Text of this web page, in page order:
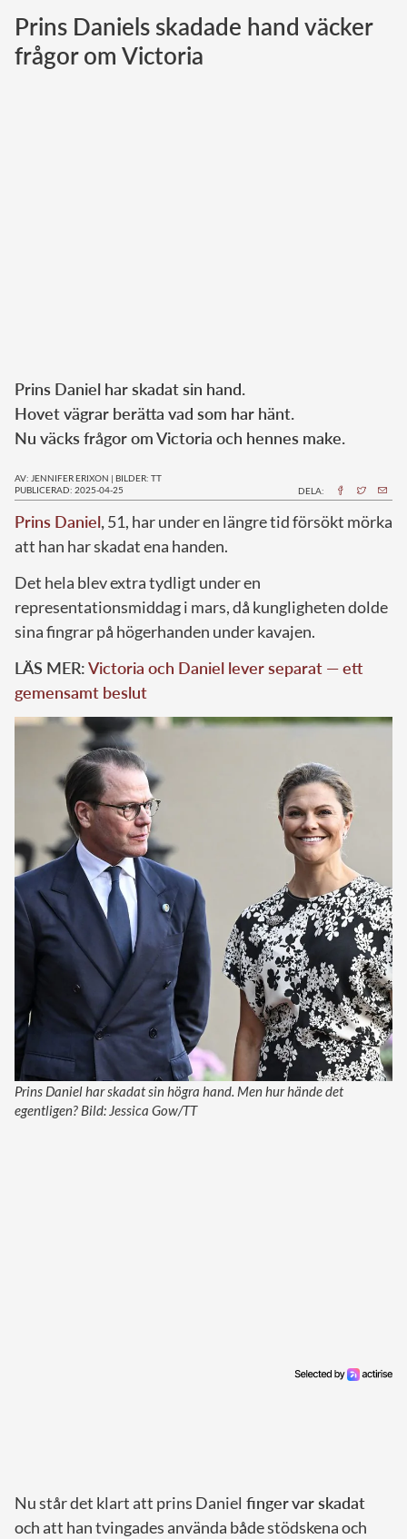
Norska kungahuset
Danska kungahuset
Prins Daniels skadade hand väcker
frågor om Victoria
Prins Daniel har skadat sin hand.
Hovet vägrar berätta vad som har hänt.
Nu väcks frågor om Victoria och hennes make.
AV: JENNIFER ERIXON | BILDER: TT
PUBLICERAD: 2025-04-25
DELA:
Prins Daniel, 51, har under en längre tid försökt mörka
att han har skadat ena handen.
Det hela blev extra tydligt under en
representationsmiddag i mars, då kungligheten dolde
sina fingrar på högerhanden under kavajen.
LÄS MER:Victoria och Daniel lever separat — ett
gemensamt beslut
Prins Daniel har skadat sin högra hand. Men hur hände det
egentligen? Bild: Jessica Gow/TT
Nu står det klart att prins Daniel fingervar skadat
och att han tvingades använda både stödskena och